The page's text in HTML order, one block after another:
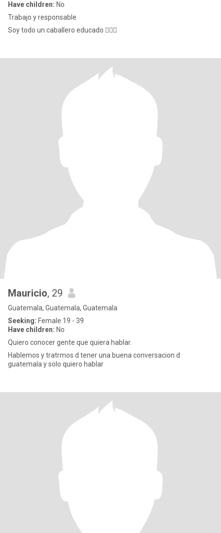
Have children: No
Trabajo y responsable
Soy todo un caballero educado 🙋🏻‍♂️
Mauricio, 29
Guatemala, Guatemala, Guatemala
Seeking: Female 19 - 39
Have children: No
Quiero conocer gente que quiera hablar.
Hablemos y tratrmos d tener una buena conversacion d
guatemala y solo quiero hablar